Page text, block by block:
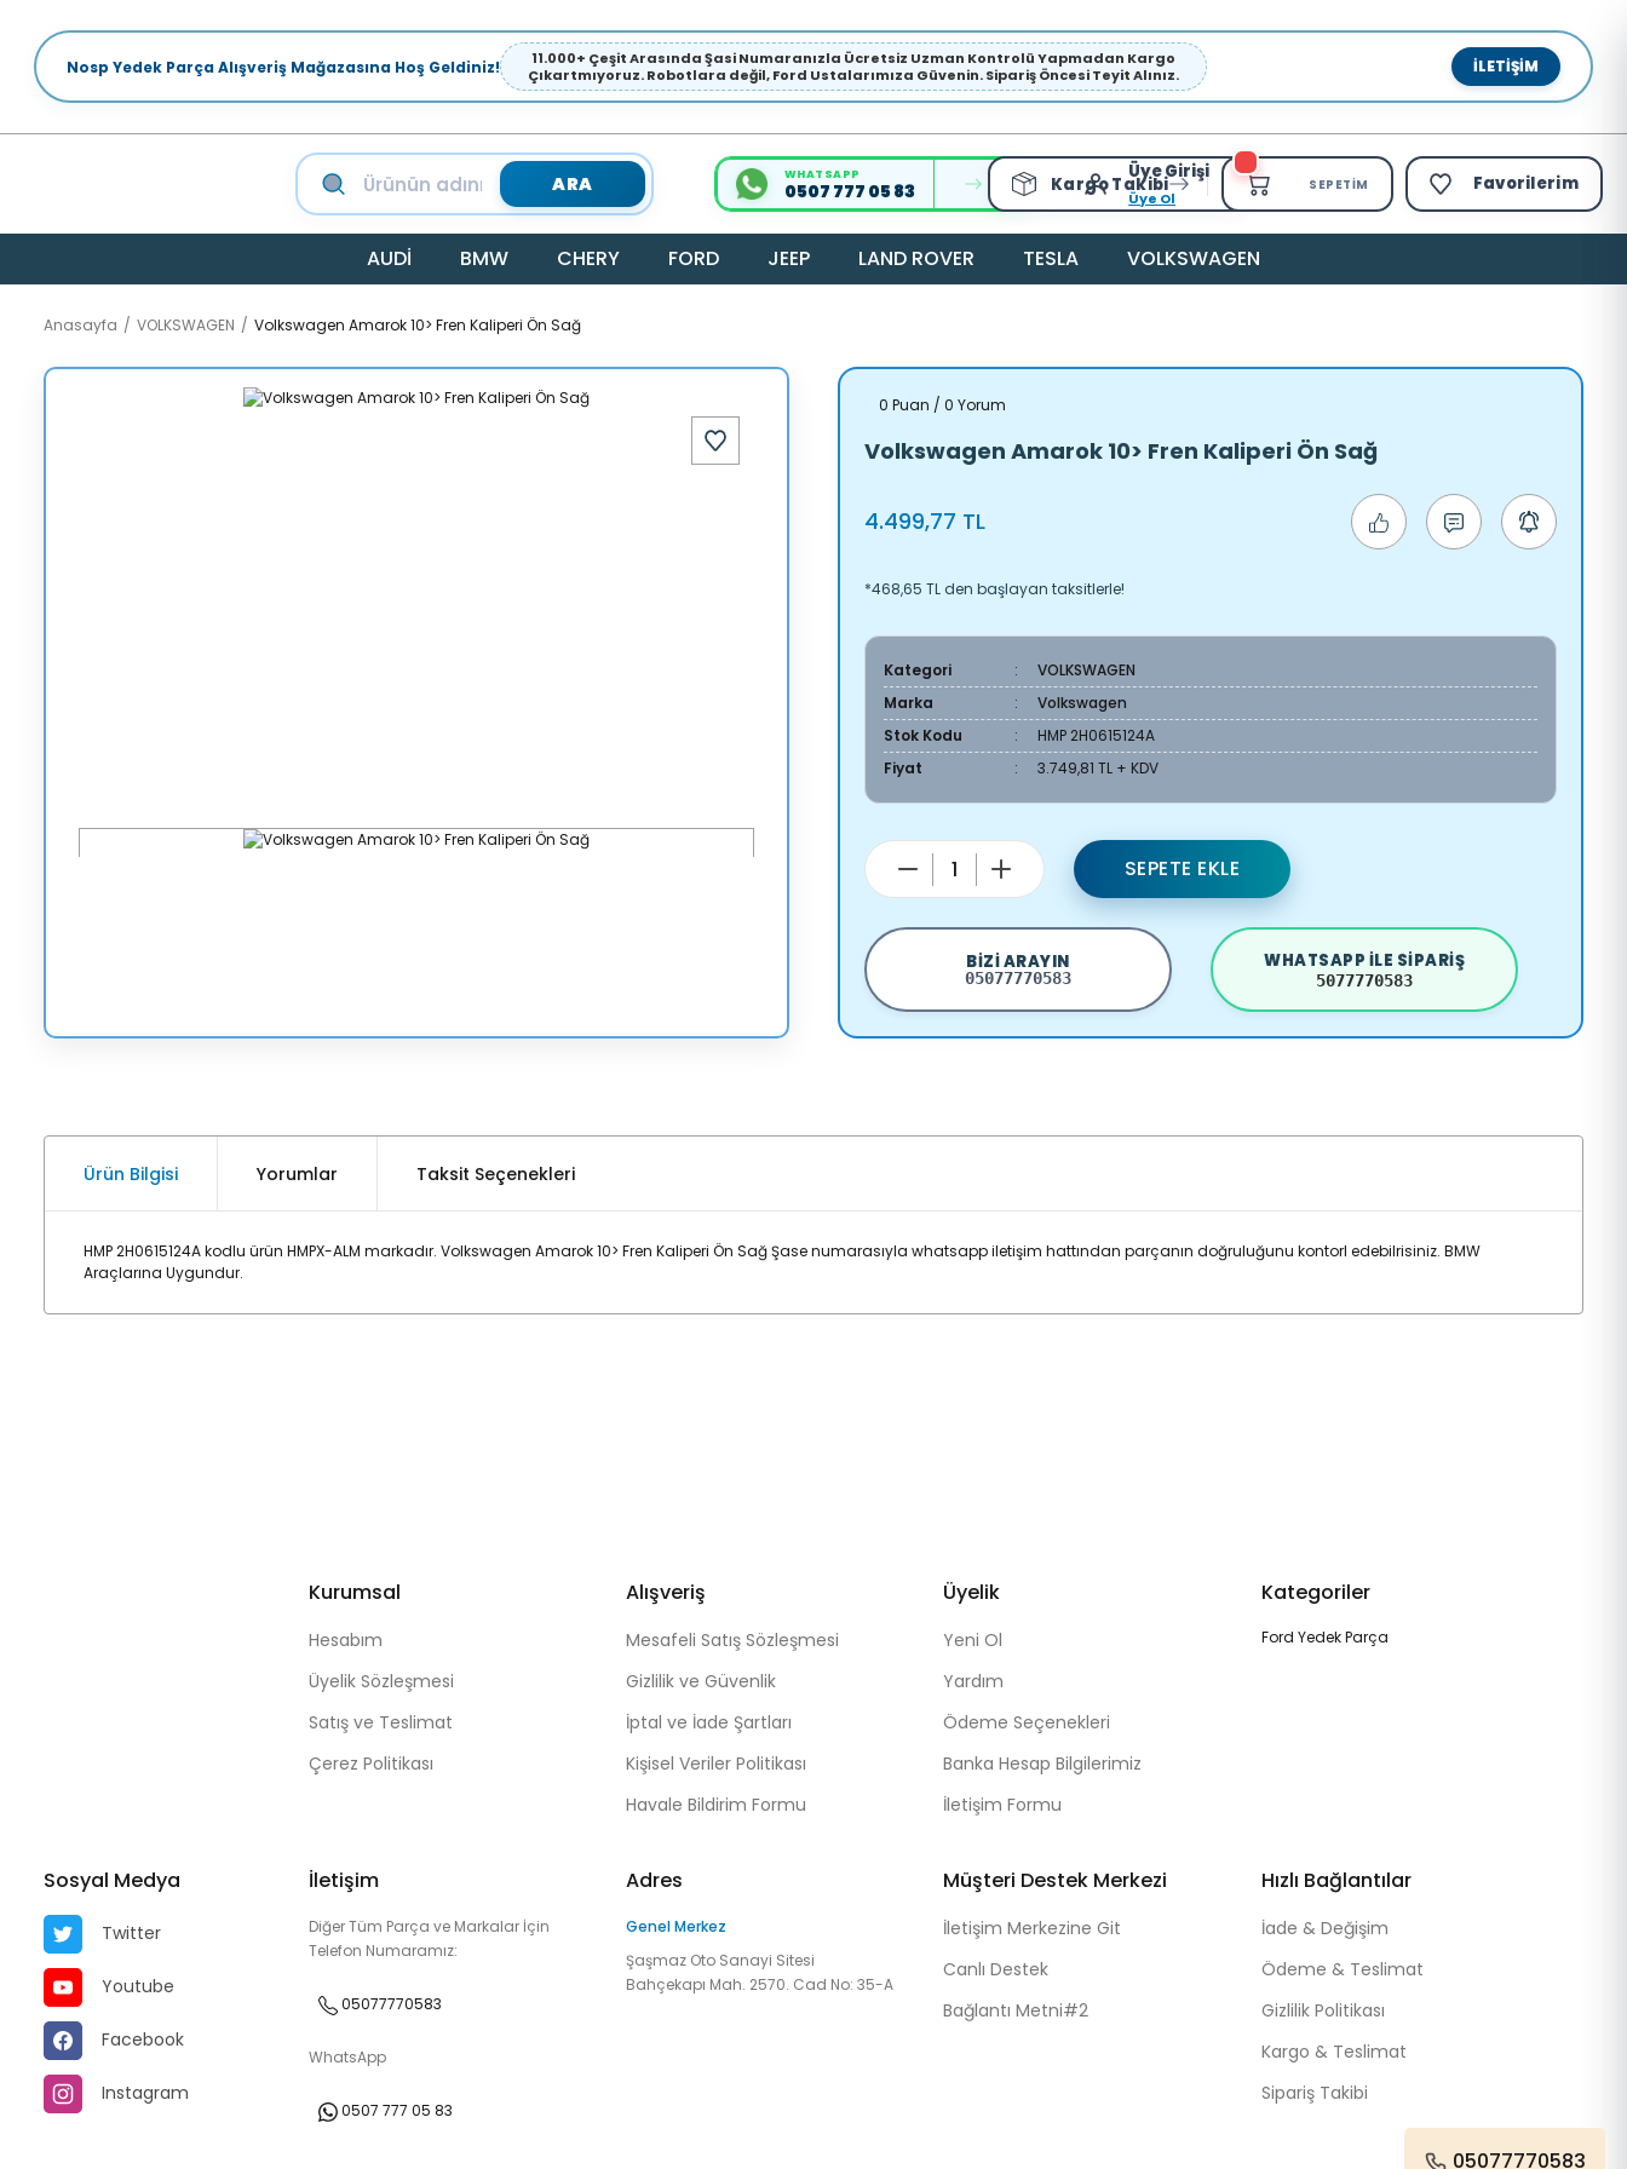
Nosp Yedek Parça Alışveriş Mağazasına Hoş Geldiniz!
11.000+ Çeşit Arasında Şasi Numaranızla Ücretsiz Uzman Kontrolü Yapmadan Kargo
Çıkartmıyoruz. Robotlara değil, Ford Ustalarımıza Güvenin. Sipariş Öncesi Teyit Alınız.
İLETIŞIM
ARA WHATSAPP
0507 777 05 83 Kargo Takibi
Üye Girişi
Üye Ol
SEPETIM Favorilerim
AUDİ BMW CHERY FORD JEEP LAND ROVER TESLA VOLKSWAGEN
Anasayfa VOLKSWAGEN Volkswagen Amarok 10> Fren Kaliperi Ön Sağ
0 Puan / 0 Yorum
Volkswagen Amarok 10> Fren Kaliperi Ön Sağ
4.499,77 TL
*468,65 TL den başlayan taksitlerle!
Kategori
VOLKSWAGEN
Marka
Volkswagen
Stok Kodu
HMP 2H0615124A
Fiyat
3.749,81 TL + KDV
SEPETE EKLE
BIZI ARAYIN
05077770583
WHATSAPP ILE SIPARIŞ
5077770583
Ürün Bilgisi Yorumlar Taksit Seçenekleri
HMP 2H0615124A kodlu ürün HMPX-ALM markadır. Volkswagen Amarok 10> Fren Kaliperi Ön Sağ Şase numarasıyla whatsapp iletişim hattından parçanın doğruluğunu kontorl edebilrisiniz. BMW
Araçlarına Uygundur.
Kurumsal
Hesabım
Üyelik Sözleşmesi
Satış ve Teslimat
Çerez Politikası
Alışveriş
Mesafeli Satış Sözleşmesi
Gizlilik ve Güvenlik
İptal ve İade Şartları
Kişisel Veriler Politikası
Havale Bildirim Formu
Üyelik
Yeni Ol
Yardım
Ödeme Seçenekleri
Banka Hesap Bilgilerimiz
İletişim Formu
Kategoriler
Ford Yedek Parça
Sosyal Medya
Twitter
Youtube
Facebook
Instagram
İletişim
Diğer Tüm Parça ve Markalar İçin
Telefon Numaramız:
05077770583
WhatsApp
0507 777 05 83
Adres
Genel Merkez
Şaşmaz Oto Sanayi Sitesi
Bahçekapı Mah. 2570. Cad No: 35-A
Müşteri Destek Merkezi
İletişim Merkezine Git
Canlı Destek
Bağlantı Metni#2
Hızlı Bağlantılar
İade & Değişim
Ödeme & Teslimat
Gizlilik Politikası
Kargo & Teslimat
Sipariş Takibi
05077770583